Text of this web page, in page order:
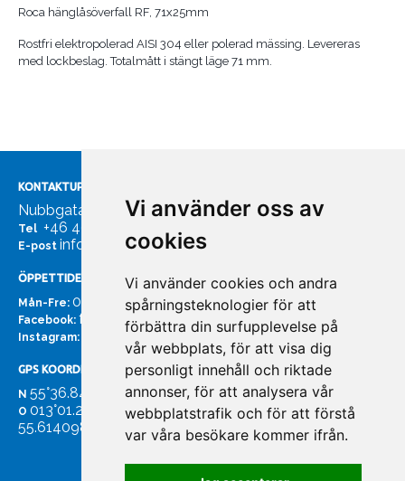
Vi använder oss av
cookies
Vi använder cookies och andra
spårningsteknologier för att
förbättra din surfupplevelse på
vår webbplats, för att visa dig
personligt innehåll och riktade
annonser, för att analysera vår
webbplatstrafik och för att förstå
var våra besökare kommer ifrån.
Roca hänglåsöverfall RF, 71x25mm
Rostfri elektropolerad AISI 304 eller polerad mässing. Levereras
med lockbeslag. Totalmått i stängt läge 71 mm.
KONTAKTUPPGIFTER
Nubbgatan 7, 211 24 Malmö
Tel +46 40185561
E-post info@bachmans.se
ÖPPETTIDER
Mån-Fre: 07:00 - 16:00
Facebook: facebook.com/bachmans.se
Instagram: instagram.com/bachmans.se
GPS KOORDINATER
N 55°36.847
O 013°01.255'
55.614098. 13.020931'